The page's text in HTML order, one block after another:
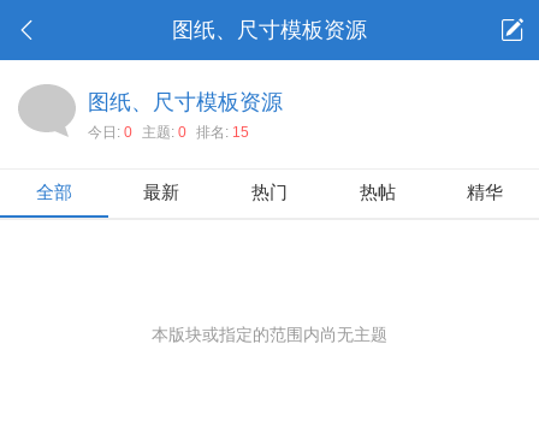
图纸、尺寸模板资源
图纸、尺寸模板资源
今日: 0 主题: 0 排名: 15
全部 最新 热门 热帖 精华
本版块或指定的范围内尚无主题